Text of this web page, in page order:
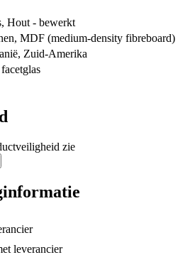
, Hout - bewerkt
, MDF (medium-density fibreboard)
, Zuid-Amerika
zie
leverancier